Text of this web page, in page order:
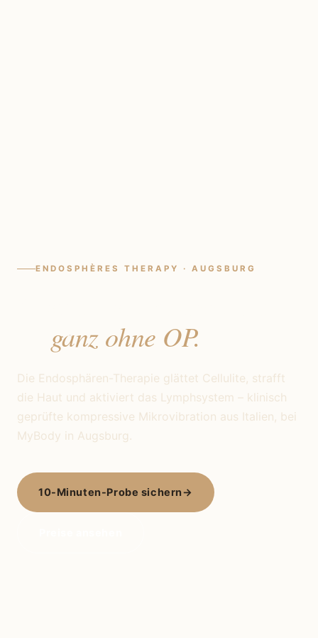
ENDOSPHÈRES THERAPY · AUGSBURG
ganz ohne OP.
Die Endosphären-Therapie glättet Cellulite, strafft
die Haut und aktiviert das Lymphsystem – klinisch
geprüfte kompressive Mikrovibration aus Italien, bei
MyBody in Augsburg.
10-Minuten-Probe sichern→